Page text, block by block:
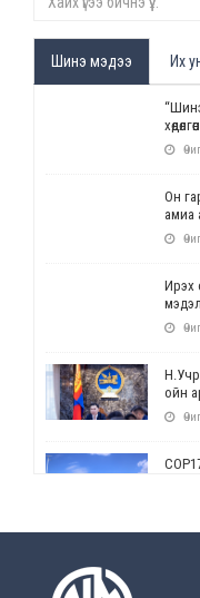
Шинэ мэдээ Их
Он
амиа
Ирэх
ойн